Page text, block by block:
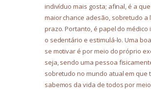
indivíduo mais gosta; afinal, é a
maior chance adesão, sobretudo a
prazo. Portanto, é papel do médico
o sedentário e estimulá-lo. Uma
se motivar é por meio do próprio
seja, sendo uma pessoa
sobretudo no mundo atual em que
sabemos da vida de todos por